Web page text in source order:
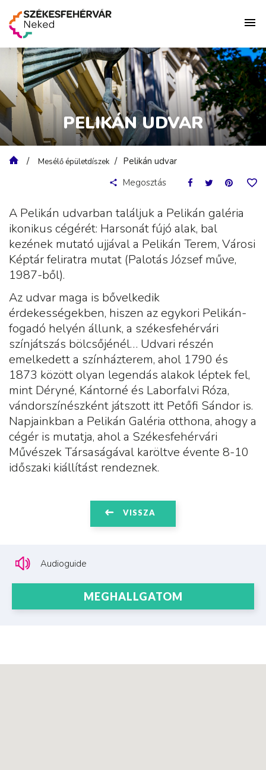
PELIKÁN UDVAR
Mesélő épületdíszek
Pelikán udvar
Megosztás
A Pelikán udvarban találjuk a Pelikán galéria
ikonikus cégérét: Harsonát fújó alak, bal
kezének mutató ujjával a Pelikán Terem, Városi
Képtár feliratra mutat (Palotás József műve,
1987-ből).
Az udvar maga is bővelkedik
érdekességekben, hiszen az egykori Pelikán-
fogadó helyén állunk, a székesfehérvári
színjátszás bölcsőjénél… Udvari részén
emelkedett a színházterem, ahol 1790 és
1873 között olyan legendás alakok léptek fel,
mint Déryné, Kántorné és Laborfalvi Róza,
vándorszínészként játszott itt Petőfi Sándor is.
Napjainkban a Pelikán Galéria otthona, ahogy a
cégér is mutatja, ahol a Székesfehérvári
Művészek Társaságával karöltve évente 8-10
időszaki kiállítást rendeznek.
VISSZA
Audioguide
MEGHALLGATOM